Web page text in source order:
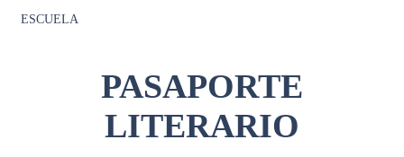
ESCUELA
PASAPORTE
LITERARIO